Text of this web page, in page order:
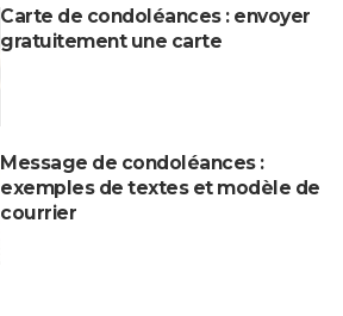
Carte de condoléances : envoyer
gratuitement une carte
Message de condoléances :
exemples de textes et modèle de
courrier